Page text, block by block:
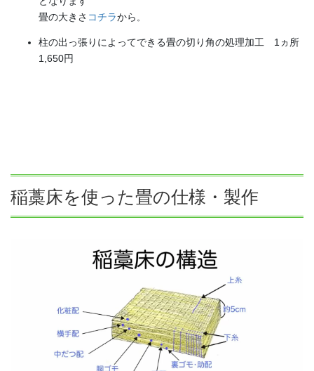
畳の大きさ コチラから 。
柱の出っ張りによってできる畳の切り角の処理加工 1ヵ所
1,650円
稲藁床を使った畳の仕様・製作